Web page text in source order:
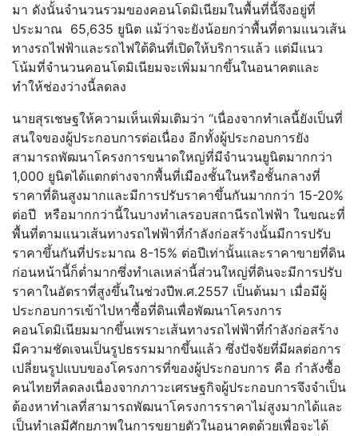
มา ดังนั้นจำนวนรวมของคอนโดมิเนียมในพื้นที่นี้จึงอยู่ที่
ประมาณ 65,635 ยูนิต แม้ว่าจะยังน้อยกว่าพื้นที่ตามแนวเส้น
ทางรถไฟฟ้าและรถไฟใต้ดินที่เปิดให้บริการแล้ว แต่มีแนว
โน้มที่จำนวนคอนโดมิเนียมจะเพิ่มมากขึ้นในอนาคตและ
ทำให้ช่องว่างนี้ลดลง
นายสุรเชษฐให้ความเห็นเพิ่มเติมว่า “เนื่องจากทำเลนี้ยังเป็นที่
สนใจของผู้ประกอบการต่อเนื่อง อีกทั้งผู้ประกอบการยัง
สามารถพัฒนาโครงการขนาดใหญ่ที่มีจำนวนยูนิตมากกว่า
1,000 ยูนิตได้แตกต่างจากพื้นที่เมืองชั้นในหรือชั้นกลางที่
ราคาที่ดินสูงมากและมีการปรับราคาขึ้นกันมากกว่า 15-20%
ต่อปี หรือมากกว่านี้ในบางทำเลรอบสถานีรถไฟฟ้า ในขณะที่
พื้นที่ตามแนวเส้นทางรถไฟฟ้าที่กำลังก่อสร้างนั้นมีการปรับ
ราคาขึ้นกันที่ประมาณ 8-15% ต่อปีเท่านั้นและราคาขายที่ดิน
ก่อนหน้านี้ก็ต่ำมากซึ่งทำเลเหล่านี้ส่วนใหญ่ที่ดินจะมีการปรับ
ราคาในอัตราที่สูงขึ้นในช่วงปีพ.ศ.2557 เป็นต้นมา เมื่อมีผู้
ประกอบการเข้าไปหาซื้อที่ดินเพื่อพัฒนาโครงการ
คอนโดมิเนียมมากขึ้นเพราะเส้นทางรถไฟฟ้าที่กำลังก่อสร้าง
มีความชัดเจนเป็นรูปธรรมมากขึ้นแล้ว ซึ่งปัจจัยที่มีผลต่อการ
เปลี่ยนรูปแบบของโครงการที่ของผู้ประกอบการ คือ กำลังซื้อ
คนไทยที่ลดลงเนื่องจากภาวะเศรษฐกิจผู้ประกอบการจึงจำเป็น
ต้องหาทำเลที่สามารถพัฒนาโครงการราคาไม่สูงมากได้และ
เป็นทำเลมีศักยภาพในการขยายตัวในอนาคตด้วยเพื่อจะได้